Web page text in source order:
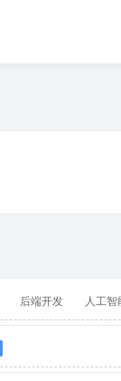
后端开发 人工智